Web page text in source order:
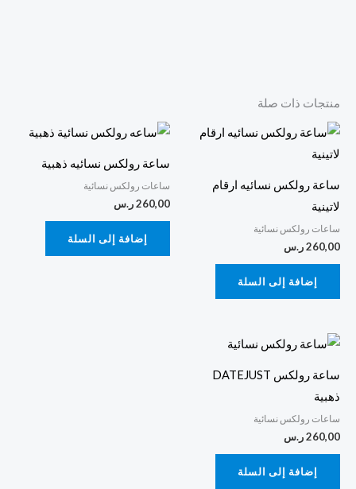
منتجات ذات صلة
ساعة رولكس نسائيه ارقام
لاتينية
ساعات رولكس نسائية
260,00ر.س
إضافة إلى السلة
ساعة رولكس نسائيه ذهبية
ساعات رولكس نسائية
260,00ر.س
إضافة إلى السلة
ساعة رولكس DATEJUST
ذهبية
ساعات رولكس نسائية
260,00ر.س
إضافة إلى السلة